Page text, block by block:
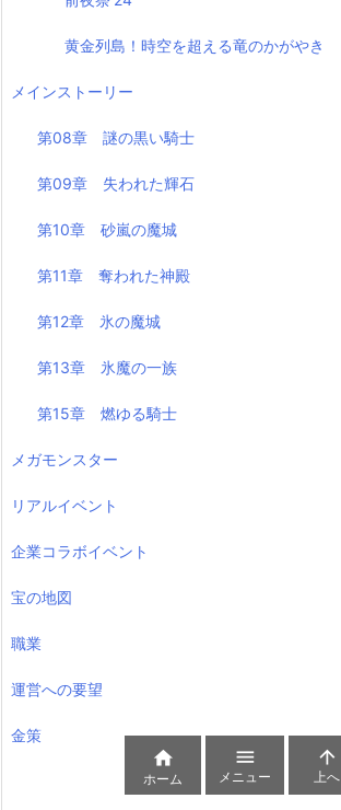
黄金列島！時空を超える竜のかがやき
メインストーリー
第08章 謎の黒い騎士
第09章 失われた輝石
第10章 砂嵐の魔城
第11章 奪われた神殿
第12章 氷の魔城
第13章 氷魔の一族
第15章 燃ゆる騎士
メガモンスター
リアルイベント
企業コラボイベント
宝の地図
職業
運営への要望
金策

ホーム

メニュー

上へ